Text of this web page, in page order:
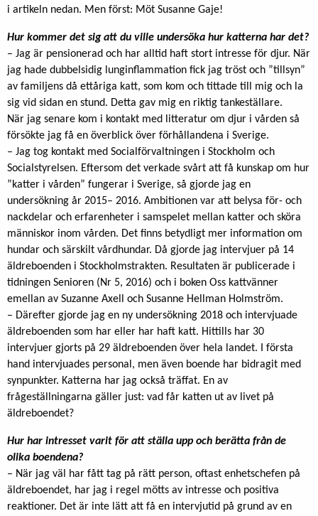
i artikeln nedan. Men först: Möt Susanne Gaje!
Hur kommer det sig att du ville undersöka hur katterna har det?
– Jag är pensionerad och har alltid haft stort intresse för djur. När
jag hade dubbelsidig lunginflammation fick jag tröst och ”tillsyn”
av familjens då ettåriga katt, som kom och tittade till mig och la
sig vid sidan en stund. Detta gav mig en riktig tankeställare.
När jag senare kom i kontakt med litteratur om djur i vården så
försökte jag få en överblick över förhållandena i Sverige.
– Jag tog kontakt med Socialförvaltningen i Stockholm och
Socialstyrelsen. Eftersom det verkade svårt att få kunskap om hur
”katter i vården” fungerar i Sverige, så gjorde jag en
undersökning år 2015– 2016. Ambitionen var att belysa för- och
nackdelar och erfarenheter i samspelet mellan katter och sköra
människor inom vården. Det finns betydligt mer information om
hundar och särskilt vårdhundar. Då gjorde jag intervjuer på 14
äldreboenden i Stockholmstrakten. Resultaten är publicerade i
tidningen Senioren (Nr 5, 2016) och i boken Oss kattvänner
emellan av Suzanne Axell och Susanne Hellman Holmström.
– Därefter gjorde jag en ny undersökning 2018 och intervjuade
äldreboenden som har eller har haft katt. Hittills har 30
intervjuer gjorts på 29 äldreboenden över hela landet. I första
hand intervjuades personal, men även boende har bidragit med
synpunkter. Katterna har jag också träffat. En av
frågeställningarna gäller just: vad får katten ut av livet på
äldreboendet?
Hur har intresset varit för att ställa upp och berätta från de
olika boendena?
– När jag väl har fått tag på rätt person, oftast enhetschefen på
äldreboendet, har jag i regel mötts av intresse och positiva
reaktioner. Det är inte lätt att få en intervjutid på grund av en